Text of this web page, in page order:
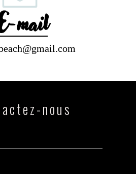
mail
nous